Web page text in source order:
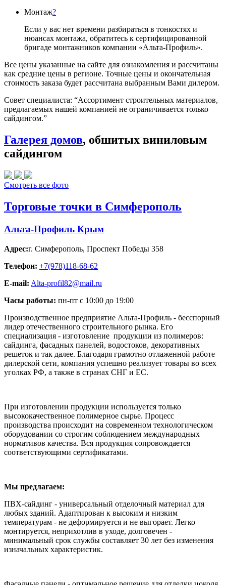
Монтаж?
Если у вас нет времени разбираться в тонкостях и
нюансах монтажа, обратитесь к сертифицированной
бригаде монтажников компании «Альта-Профиль».
Все цены указанные на сайте для ознакомления и рассчитаны
как средние цены в регионе. Точные цены и окончательная
стоимость заказа будет рассчитана выбранным Вами дилером.
Совет специалиста: “Ассортимент строительных материалов,
предлагаемых нашей компанией не ограничивается только
сайдингом.”
Галерея домов, обшитых виниловым
сайдингом
Смотреть все фото
Торговые точки в Симферополь
Альта-Профиль Крым
Адрес:г. Симферополь, Проспект Победы 358
Телефон: +7(978)118-68-62
E-mail: Alta-profil82@mail.ru
Часы работы: пн-пт с 10:00 до 19:00
Производственное предприятие Альта-Профиль - бесспорный
лидер отечественного строительного рынка. Его
специализация - изготовление продукции из полимеров:
сайдинга, фасадных панелей, водостоков, декоративных
решеток и так далее. Благодаря грамотно отлаженной работе
дилерской сети, компания успешно реализует товары во всех
уголках РФ, а также в странах СНГ и ЕС.
При изготовлении продукции используется только
высококачественное полимерное сырье. Процесс
производства происходит на современном технологическом
оборудовании со строгим соблюдением международных
нормативов качества. Вся продукция сопровождается
соответствующими сертификатами.
Мы предлагаем:
ПВХ-сайдинг - универсальный отделочный материал для
любых зданий. Адаптирован к высоким и низким
температурам - не деформируется и не выгорает. Легко
монтируется, неприхотлив в уходе, долговечен -
минимальный срок службы составляет 30 лет без изменения
изначальных характеристик.